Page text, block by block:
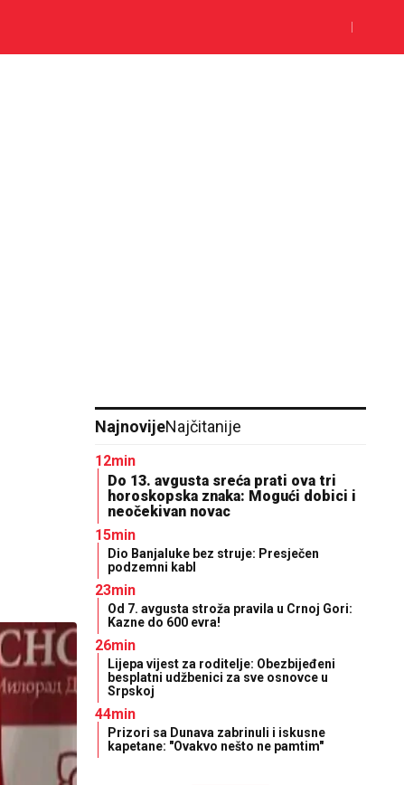
NajnovijeNajčitanije
12min
Do 13. avgusta sreća prati ova tri
horoskopska znaka: Mogući dobici i
neočekivan novac
15min
Dio Banjaluke bez struje: Presječen
podzemni kabl
23min
Od 7. avgusta stroža pravila u Crnoj Gori:
Kazne do 600 evra!
26min
Lijepa vijest za roditelje: Obezbijeđeni
besplatni udžbenici za sve osnovce u
Srpskoj
44min
Prizori sa Dunava zabrinuli i iskusne
kapetane: "Ovakvo nešto ne pamtim"